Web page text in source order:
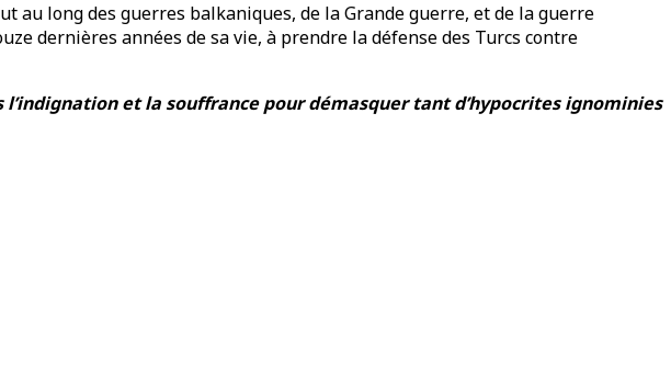
long des guerres balkaniques, de la Grande guerre, et de la guerre
dernières années de sa vie, à prendre la défense des Turcs contre
l’indignation et la souffrance pour démasquer tant d’hypocrites ignominies